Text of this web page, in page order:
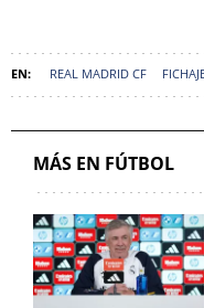
REAL MADRID CF
MÁS EN FÚTBOL